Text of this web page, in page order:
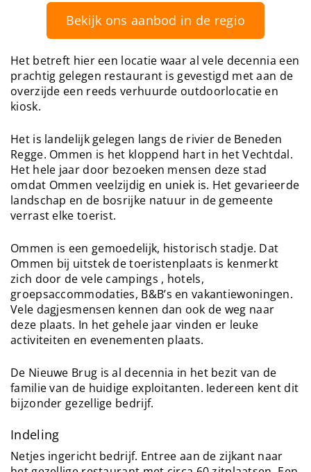
Bekijk ons aanbod in de regio
Het betreft hier een locatie waar al vele decennia een
prachtig gelegen restaurant is gevestigd met aan de
overzijde een reeds verhuurde outdoorlocatie en
kiosk.
Het is landelijk gelegen langs de rivier de Beneden
Regge. Ommen is het kloppend hart in het Vechtdal.
Het hele jaar door bezoeken mensen deze stad
omdat Ommen veelzijdig en uniek is. Het gevarieerde
landschap en de bosrijke natuur in de gemeente
verrast elke toerist.
Ommen is een gemoedelijk, historisch stadje. Dat
Ommen bij uitstek de toeristenplaats is kenmerkt
zich door de vele campings , hotels,
groepsaccommodaties, B&B’s en vakantiewoningen.
Vele dagjesmensen kennen dan ook de weg naar
deze plaats. In het gehele jaar vinden er leuke
activiteiten en evenementen plaats.
De Nieuwe Brug is al decennia in het bezit van de
familie van de huidige exploitanten. Iedereen kent dit
bijzonder gezellige bedrijf.
Indeling
Netjes ingericht bedrijf. Entree aan de zijkant naar